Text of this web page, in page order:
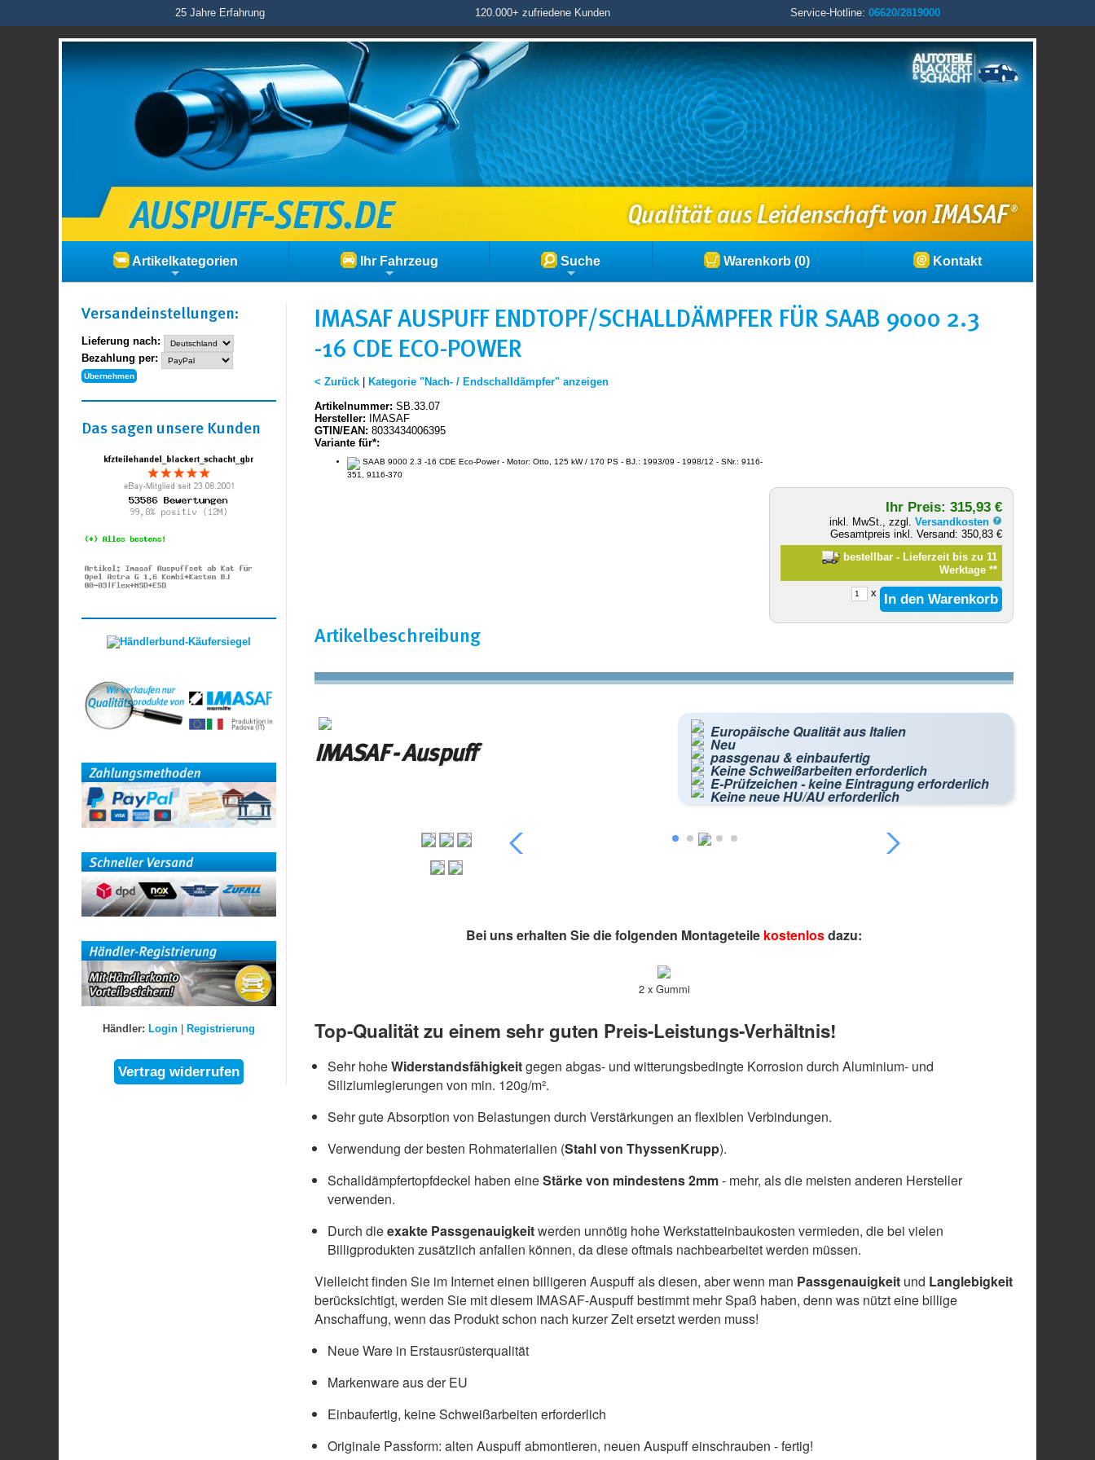
25 Jahre Erfahrung 120.000+ zufriedene Kunden Service-Hotline: 06620/2819000
Artikelkategorien Ihr Fahrzeug Suche Warenkorb (0) Kontakt
IMASAF AUSPUFF ENDTOPF/SCHALLDÄMPFER FÜR SAAB 9000 2.3
-16 CDE ECO-POWER
< Zurück|
Kategorie "Nach- / Endschalldämpfer" anzeigen
Artikelnummer: SB.33.07
Hersteller: IMASAF
GTIN/EAN: 8033434006395
Variante für*:
SAAB 9000 2.3 -16 CDE Eco-Power - Motor: Otto, 125 kW / 170 PS - BJ.: 1993/09 - 1998/12 - SNr.: 9116-
351, 9116-370
Ihr Preis: 315,93 €
inkl. MwSt., zzgl.Versandkosten
Gesamtpreis inkl. Versand: 350,83 €
bestellbar - Lieferzeit bis zu 11
Werktage **
x
Artikelbeschreibung
IMASAF - Auspuff
Europäische Qualität aus Italien
Neu
passgenau & einbaufertig
Keine Schweißarbeiten erforderlich
E-Prüfzeichen - keine Eintragung erforderlich
Keine neue HU/AU erforderlich
Bei uns erhalten Sie die folgenden Montageteile kostenlosdazu:
2 x Gummi
Top-Qualität zu einem sehr guten Preis-Leistungs-Verhältnis!
Sehr hoheWiderstandsfähigkeitgegen abgas- und witterungsbedingte Korrosion durch Aluminium- und
Siliziumlegierungen von min. 120g/m².
Sehr gute Absorption von Belastungen durch Verstärkungen an flexiblen Verbindungen.
Verwendung der besten Rohmaterialien (Stahl von ThyssenKrupp).
Schalldämpfertopfdeckel haben eineStärke von mindestens 2mm- mehr, als die meisten anderen Hersteller
verwenden.
Durch dieexakte Passgenauigkeitwerden unnötig hohe Werkstatteinbaukosten vermieden, die bei vielen
Billigprodukten zusätzlich anfallen können, da diese oftmals nachbearbeitet werden müssen.
Vielleicht finden Sie im Internet einen billigeren Auspuff als diesen, aber wenn man Passgenauigkeit und Langlebigkeit
berücksichtigt, werden Sie mit diesem IMASAF-Auspuff bestimmt mehr Spaß haben, denn was nützt eine billige
Anschaffung, wenn das Produkt schon nach kurzer Zeit ersetzt werden muss!
Neue Ware in Erstausrüsterqualität
Markenware aus der EU
Einbaufertig, keine Schweißarbeiten erforderlich
Originale Passform: alten Auspuff abmontieren, neuen Auspuff einschrauben - fertig!
Versand­einstellungen:
Lieferung nach:
Bezahlung per:
Das sagen unsere Kunden
Händler: Login| Registrierung